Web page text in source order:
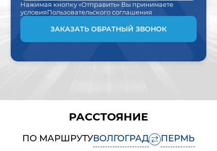
Нажимая кнопку «Отправить» Вы принимаете
условияПользовательского соглашения
ЗАКАЗАТЬ ОБРАТНЫЙ ЗВОНОК
РАССТОЯНИЕ
ПО МАРШРУТУВОЛГОГРАД ПЕРМЬ